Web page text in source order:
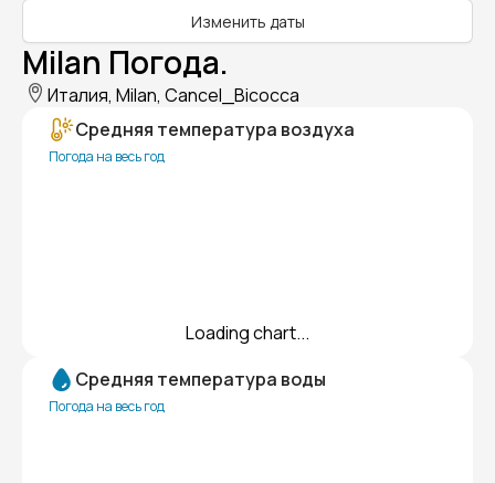
Изменить даты
Milan Погода.
Италия, Milan, Cancel_Bicocca
Средняя температура воздуха
Погода на весь год
Loading chart...
Средняя температура воды
Погода на весь год